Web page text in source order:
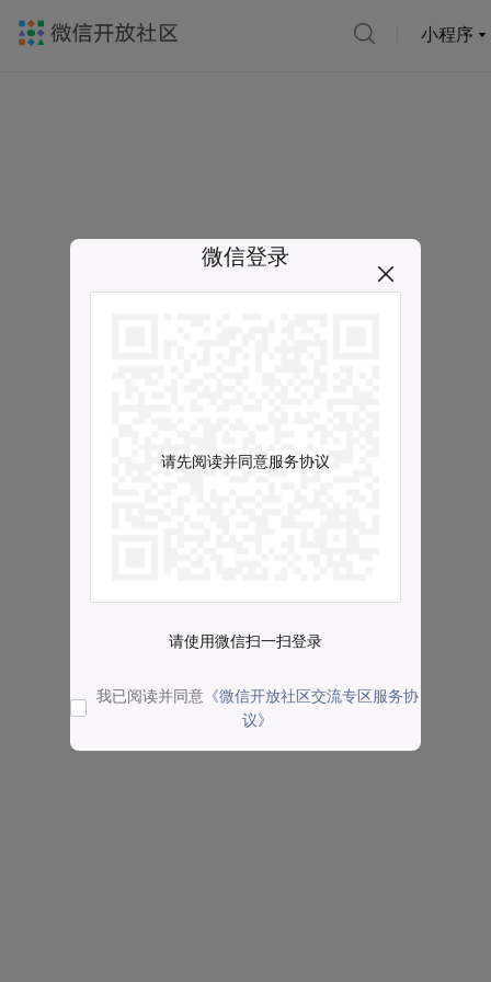
小程序
微信登录
请先阅读并同意服务协议
请使用微信扫一扫登录
我已阅读并同意 《微信开放社区交流专区服务协
议》